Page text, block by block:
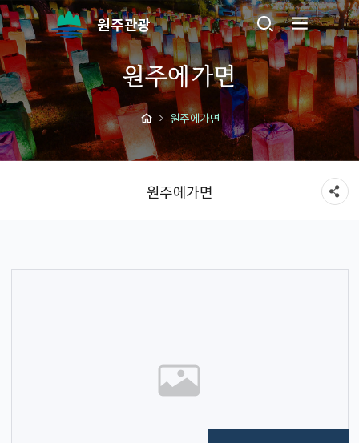
원주관광
원주에가면
원주에가면
원주에가면